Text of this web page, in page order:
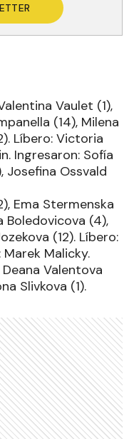
Vaulet (1),
(14), Milena
Líbero: Victoria
Ingresaron: Sofía
Josefina Ossvald
Ema Stermenska
Boledovicova (4),
(12). Líbero:
Malicky.
Valentova
Slivkova (1).